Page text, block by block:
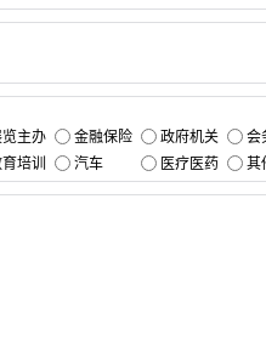
主办 金融保险 政府机关
会
培训 汽车 医疗医药 其